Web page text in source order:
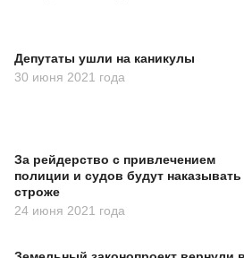
Депутаты ушли на каникулы
30 июня 2021 года
За рейдерство с привлечением
полиции и судов будут наказывать
строже
24 июня 2021 года